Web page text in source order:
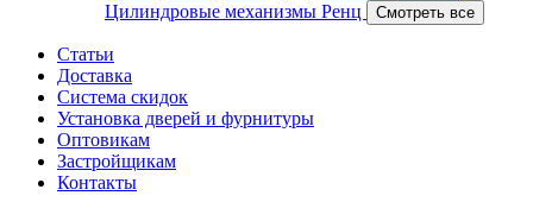
Цилиндровые механизмы Ренц
Смотреть все
Статьи
Доставка
Система скидок
Установка дверей и фурнитуры
Оптовикам
Застройщикам
Контакты